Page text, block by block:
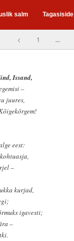
salm Tagasiside
< 1 ...
Issand,
–
juures,
eest:
–
kurjad,
igavesti;
–